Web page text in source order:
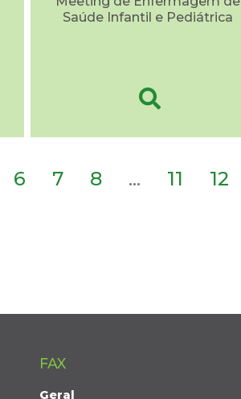
Saúde Infantil e Pediátrica
6 7 8 ... 11 12
FAX
Geral